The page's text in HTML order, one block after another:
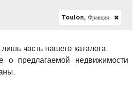
Toulon, Франция
часть нашего каталога.
о предлагаемой недвижимости